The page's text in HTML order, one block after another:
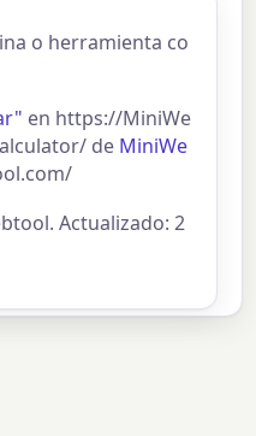
o herramienta co
en https://MiniWe
de MiniWe
Actualizado: 2